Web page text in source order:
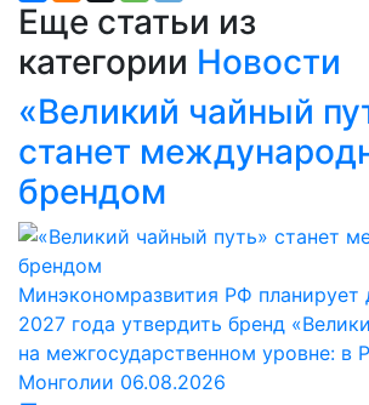
Еще статьи из
категории Новости
«Великий чайный
станет
брендом
Минэкономразвития РФ планирует
2027 года утвердить бренд
на межгосударственном уровне: в
Монголии 06.08.2026